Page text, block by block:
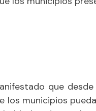
que desde
los municipios